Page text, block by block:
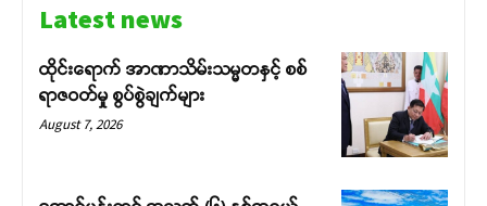
Latest news
ထိုင်းရောက် အာဏာသိမ်းသမ္မတနှင့် စစ်
ရာဇဝတ်မှု စွပ်စွဲချက်များ
August 7, 2026